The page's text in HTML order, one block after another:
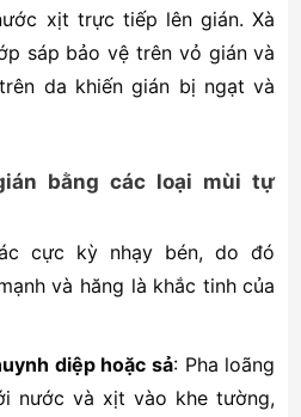
xịt trực tiếp lên gián. Xà
sáp bảo vệ trên vỏ gián và
da khiến gián bị ngạt và
bằng các loại mùi tự
cực kỳ nhạy bén, do đó
và hăng là khắc tinh của
diệp hoặc sả: Pha loãng
nước và xịt vào khe tường,